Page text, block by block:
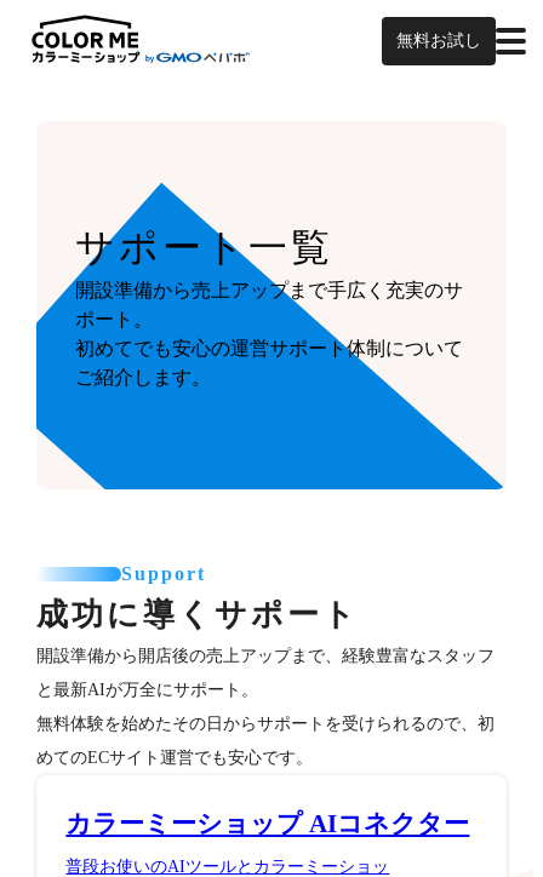
無料お試し
サポート一覧
開設準備から売上アップまで手広く充実のサ
ポート。
初めてでも安心の運営サポート体制について
ご紹介します。
Support
成功に導くサポート
開設準備から開店後の売上アップまで、経験豊富なスタッフ
と最新AIが万全にサポート。
無料体験を始めたその日からサポートを受けられるので、初
めてのECサイト運営でも安心です。
カラーミーショップ AIコネクター
普段お使いのAIツールとカラーミーショッ